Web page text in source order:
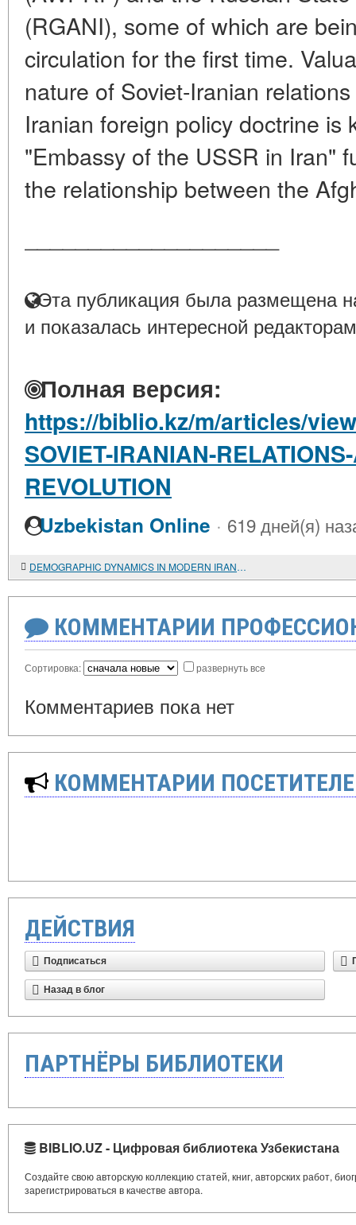
(RGANI), some of which are
circulation for the first time.
nature of Soviet-Iranian
Iranian foreign policy doctrine is
"Embassy of the USSR in Iran"
the relationship between the
Эта публикация была размещена
и показалась интересной
Полная версия:
https://biblio.kz/m/articles/
SOVIET-IRANIAN-
REVOLUTION
Uzbekistan Online · 619 дней(я)
DEMOGRAPHIC DYNAMICS IN MODERN IRAN (1979-2013)
КОММЕНТАРИИ
Сортировка: развернуть все
Комментариев пока нет
КОММЕНТАРИИ
ДЕЙСТВИЯ
Подписаться
Назад в блог
ПАРТНЁРЫ БИБЛИОТЕКИ
BIBLIO.UZ - Цифровая библиотека Узбекистана
Создайте свою авторскую коллекцию статей, книг, авторских работ,
зарегистрироваться в качестве автора.